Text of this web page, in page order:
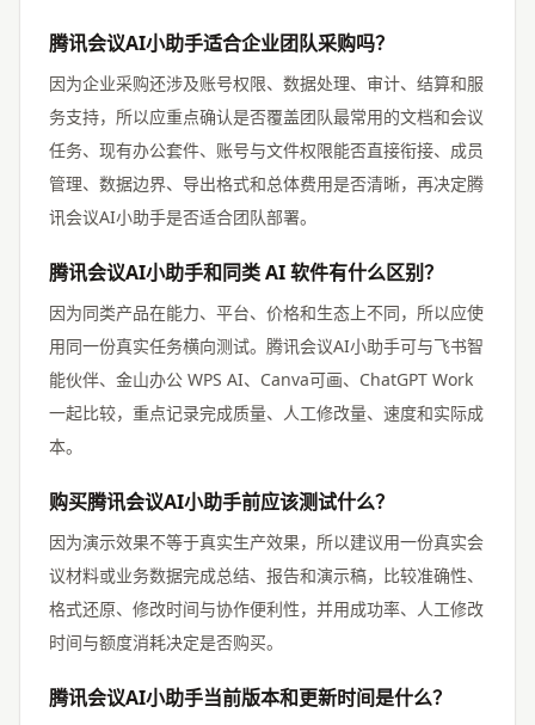
腾讯会议AI小助手适合企业团队采购吗？
因为企业采购还涉及账号权限、数据处理、审计、结算和服
务支持，所以应重点确认是否覆盖团队最常用的文档和会议
任务、现有办公套件、账号与文件权限能否直接衔接、成员
管理、数据边界、导出格式和总体费用是否清晰，再决定腾
讯会议AI小助手是否适合团队部署。
腾讯会议AI小助手和同类 AI 软件有什么区别？
因为同类产品在能力、平台、价格和生态上不同，所以应使
用同一份真实任务横向测试。腾讯会议AI小助手可与飞书智
能伙伴、金山办公 WPS AI、Canva可画、ChatGPT Work
一起比较，重点记录完成质量、人工修改量、速度和实际成
本。
购买腾讯会议AI小助手前应该测试什么？
因为演示效果不等于真实生产效果，所以建议用一份真实会
议材料或业务数据完成总结、报告和演示稿，比较准确性、
格式还原、修改时间与协作便利性，并用成功率、人工修改
时间与额度消耗决定是否购买。
腾讯会议AI小助手当前版本和更新时间是什么？